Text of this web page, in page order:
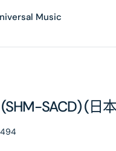
(SHM-SACD) (日